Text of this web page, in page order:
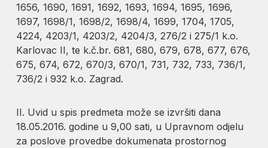
1656, 1690, 1691, 1692, 1693, 1694, 1695, 1696,
1697, 1698/1, 1698/2, 1698/4, 1699, 1704, 1705,
4224, 4203/1, 4203/2, 4204/3, 276/2 i 275/1 k.o.
Karlovac II, te k.č.br. 681, 680, 679, 678, 677, 676,
675, 674, 672, 670/3, 670/1, 731, 732, 733, 736/1,
736/2 i 932 k.o. Zagrad.
II. Uvid u spis predmeta može se izvršiti dana
18.05.2016. godine u 9,00 sati, u Upravnom odjelu
za poslove provedbe dokumenata prostornog